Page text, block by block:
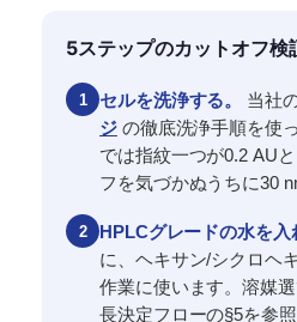
5ステップのカットオフ検
1 セルを洗浄する。 当社
ジの徹底洗浄手順を使
では指紋一つが0.2 AU
フを気づかぬうちに30
2 HPLCグレードの水を入
に、ヘキサン/シクロヘ
作業に使います。溶媒
長決定フローの§5を参照